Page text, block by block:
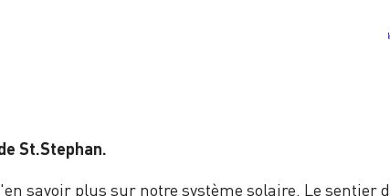
St.Stephan.
savoir plus sur notre système solaire. Le sentier